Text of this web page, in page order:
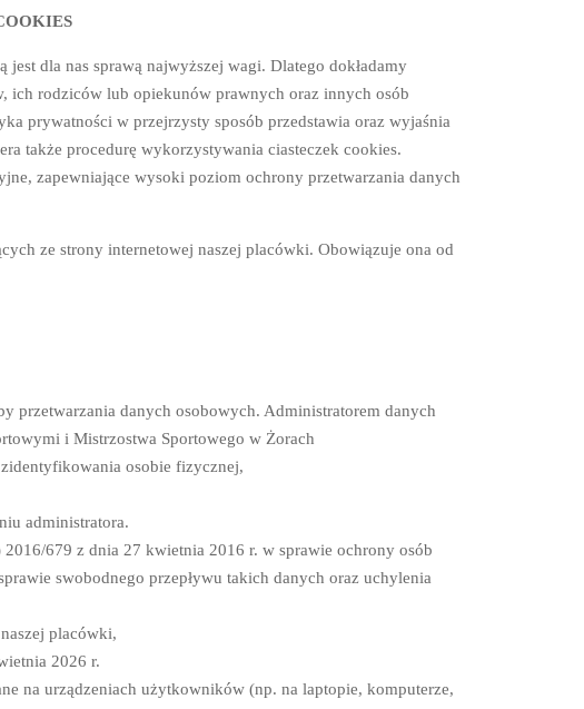
dla nas sprawą najwyższej wagi. Dlatego dokładamy
ich rodziców lub opiekunów prawnych oraz innych osób
prywatności w przejrzysty sposób przedstawia oraz wyjaśnia
także procedurę wykorzystywania ciasteczek cookies.
zapewniające wysoki poziom ochrony przetwarzania danych
ze strony internetowej naszej placówki. Obowiązuje ona od
przetwarzania danych osobowych. Administratorem danych
i Mistrzostwa Sportowego w Żorach
osobie fizycznej,
administratora.
679 z dnia 27 kwietnia 2016 r. w sprawie ochrony osób
swobodnego przepływu takich danych oraz uchylenia
placówki,
2026 r.
na urządzeniach użytkowników (np. na laptopie, komputerze,